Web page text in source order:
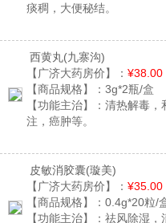
痰稠，大便秘结。
西黄丸(九寨沟)
【广济大药房价】： ¥38.00
【商品规格】： 3g*2瓶/盒
【功能主治】： 清热解毒，
注，癌肿等。
皮敏消胶囊(璇美)
【广济大药房价】： ¥35.00
【商品规格】： 0.4g*20粒/
【功能主治】： 祛风除湿，